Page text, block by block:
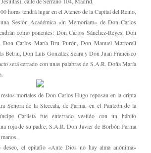
horas tendrá lugar en el Ateneo de la Capital del Reino,
Sesión Académica «in Memoriam» de Don Carlos
como ponentes: Don Carlos Sánchez-Reyes, Don
Don Carlos María Bru Purón, Don Manuel Martorell
Betriu, Don Luís González Seara y Don Juan Francisco
será cerrado con unas palabras de S.A.R. Doña María
mortales de Don Carlos Hugo reposan en la cripta
Señora de la Steccata, de Parma, en el Panteón de la
Carlista fue enterrado vestido con un hábito
roja de su padre, S.A.R. Don Javier de Borbón Parma
deseo, el epitafio «Ante Dios no hay alma anónima»